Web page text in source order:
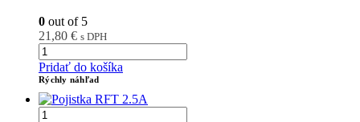
0 out of 5
21,80 € s DPH
Pridať do košíka
Rýchly náhľad